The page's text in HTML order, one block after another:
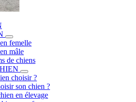
femelle
mâle
de chiens
choisir ?
son chien ?
en élevage